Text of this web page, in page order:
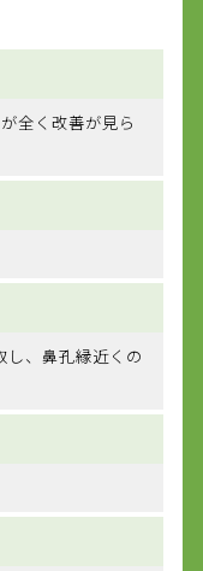
全く改善が見ら
し、鼻孔縁近くの